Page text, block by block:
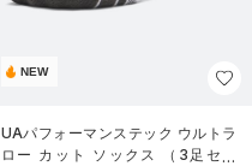
NEW
UAパフォーマンステック ウルトラ
ロー カット ソックス （3足セッ